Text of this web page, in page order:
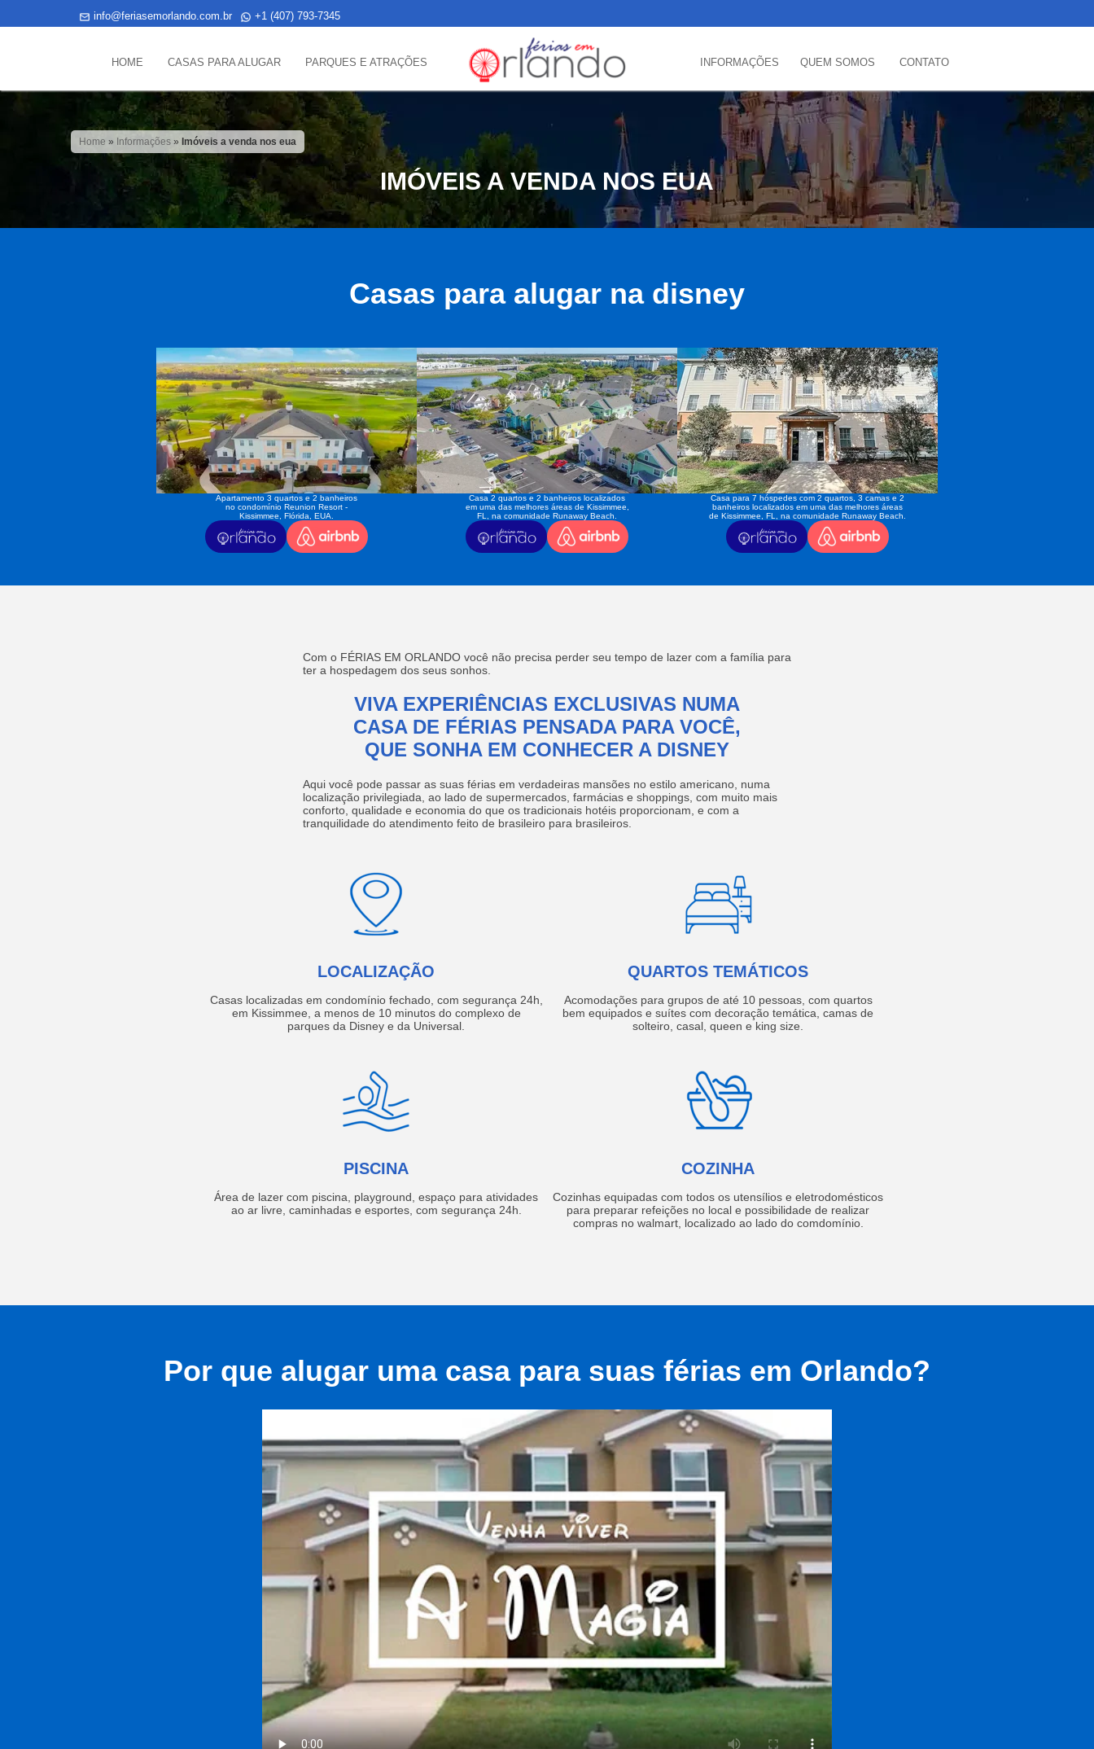
info@feriasemorlando.com.br +1 (407) 793-7345
HOME CASAS PARA ALUGAR PARQUES E ATRAÇÕES INFORMAÇÕES QUEM SOMOS CONTATO
Home » Informações » Imóveis a venda nos eua
IMÓVEIS A VENDA NOS EUA
Casas para alugar na disney
Apartamento 3 quartos e 2 banheiros
no condomínio Reunion Resort -
Kissimmee, Flórida, EUA.
Casa 2 quartos e 2 banheiros localizados
em uma das melhores áreas de Kissimmee,
FL, na comunidade Runaway Beach.
Casa para 7 hóspedes com 2 quartos, 3 camas e 2
banheiros localizados em uma das melhores áreas
de Kissimmee, FL, na comunidade Runaway Beach.
Com o FÉRIAS EM ORLANDO você não precisa perder seu tempo de lazer com a família para
ter a hospedagem dos seus sonhos.
VIVA EXPERIÊNCIAS EXCLUSIVAS NUMA
CASA DE FÉRIAS PENSADA PARA VOCÊ,
QUE SONHA EM CONHECER A DISNEY
Aqui você pode passar as suas férias em verdadeiras mansões no estilo americano, numa
localização privilegiada, ao lado de supermercados, farmácias e shoppings, com muito mais
conforto, qualidade e economia do que os tradicionais hotéis proporcionam, e com a
tranquilidade do atendimento feito de brasileiro para brasileiros.
LOCALIZAÇÃO
Casas localizadas em condomínio fechado, com segurança 24h,
em Kissimmee, a menos de 10 minutos do complexo de
parques da Disney e da Universal.
QUARTOS TEMÁTICOS
Acomodações para grupos de até 10 pessoas, com quartos
bem equipados e suítes com decoração temática, camas de
solteiro, casal, queen e king size.
PISCINA
Área de lazer com piscina, playground, espaço para atividades
ao ar livre, caminhadas e esportes, com segurança 24h.
COZINHA
Cozinhas equipadas com todos os utensílios e eletrodomésticos
para preparar refeições no local e possibilidade de realizar
compras no walmart, localizado ao lado do comdomínio.
Por que alugar uma casa para suas férias em Orlando?